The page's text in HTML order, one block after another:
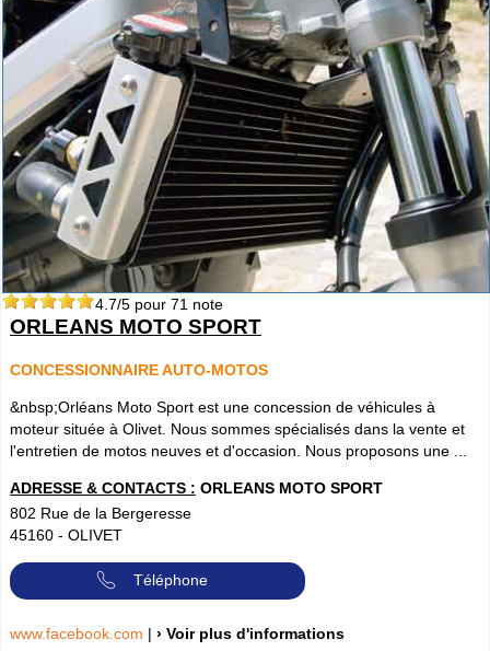
4.7/5 pour 71 note
ORLEANS MOTO SPORT
CONCESSIONNAIRE AUTO-MOTOS
&nbsp;Orléans Moto Sport est une concession de véhicules à
moteur située à Olivet. Nous sommes spécialisés dans la vente et
l'entretien de motos neuves et d'occasion. Nous proposons une ...
ADRESSE & CONTACTS : ORLEANS MOTO SPORT
802 Rue de la Bergeresse
45160 - OLIVET
Téléphone
www.facebook.com | › Voir plus d'informations